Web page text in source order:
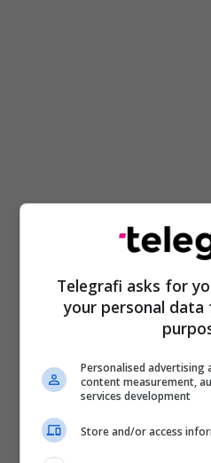
Telegrafi asks for
your personal
Personalised advertising
content measurement,
services development
Store and/or access